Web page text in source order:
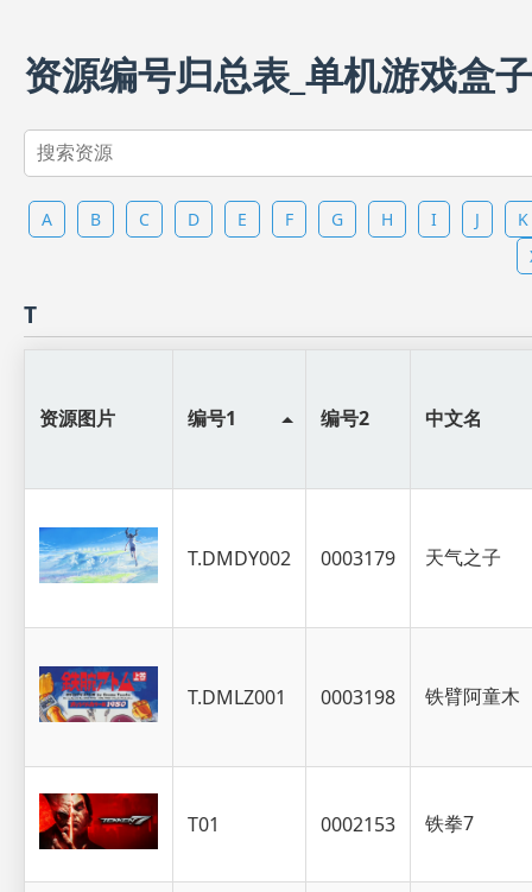
资源编号归总表_单机游戏盒
A B C D E F G H I J
K
T
资源图片 编号1 编号2 中文名
T.DMDY002 0003179 天气之子
T.DMLZ001 0003198 铁臂阿童木
T01 0002153 铁拳7